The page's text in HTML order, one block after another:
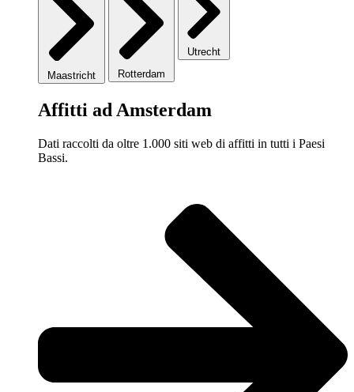
Maastricht Rotterdam
Utrecht
Affitti ad Amsterdam
Dati raccolti da oltre 1.000 siti web di affitti in tutti i Paesi
Bassi.